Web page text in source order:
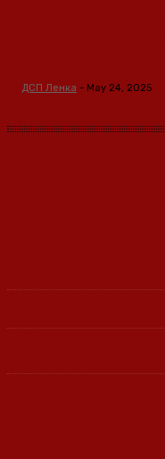
ДСП Ленка - May 24, 2025